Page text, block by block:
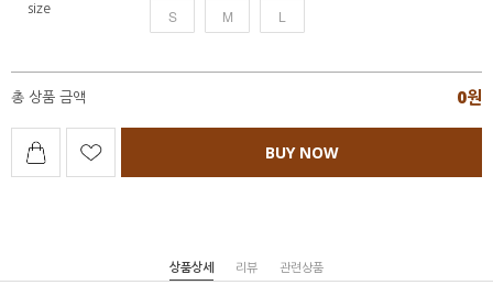
size S M L
총 상품 금액 0원
BUY NOW
상품상세 리뷰 관련상품